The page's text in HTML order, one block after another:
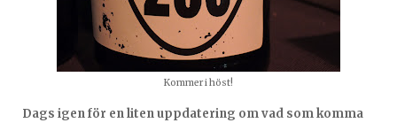
Kommer i höst!
Dags igen för en liten uppdatering om vad som komma